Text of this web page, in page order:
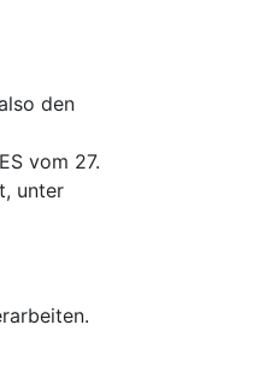
den
vom 27.
unter